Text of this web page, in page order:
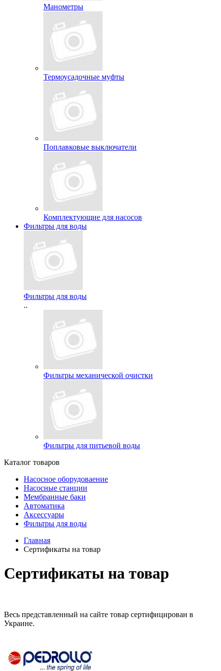
Манометры
Термоусадочные муфты
Поплавковые выключатели
Комплектующие для насосов
Фильтры для воды
Фильтры для воды
..
Фильтры механической очистки
Фильтры для питьевой воды
Каталог товаров
Насосное оборудоваение
Насосные станции
Мембранные баки
Автоматика
Аксессуары
Фильтры для воды
Главная
Сертификаты на товар
Сертификаты на товар
Весь представленный на сайте товар сертифицирован в
Украине.